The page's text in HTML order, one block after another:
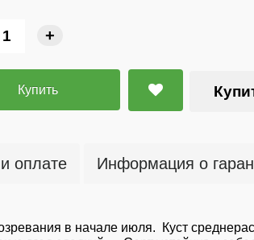
+
Купить
оплате Информация о
в начале июля. Куст